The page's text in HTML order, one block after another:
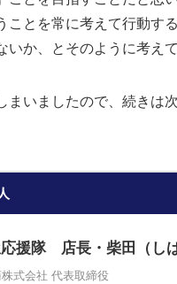
ことを常に考えて行動
いか、とそのように考えて
まいましたので、続きは
援隊 店長・柴田（しば
式会社 代表取締役